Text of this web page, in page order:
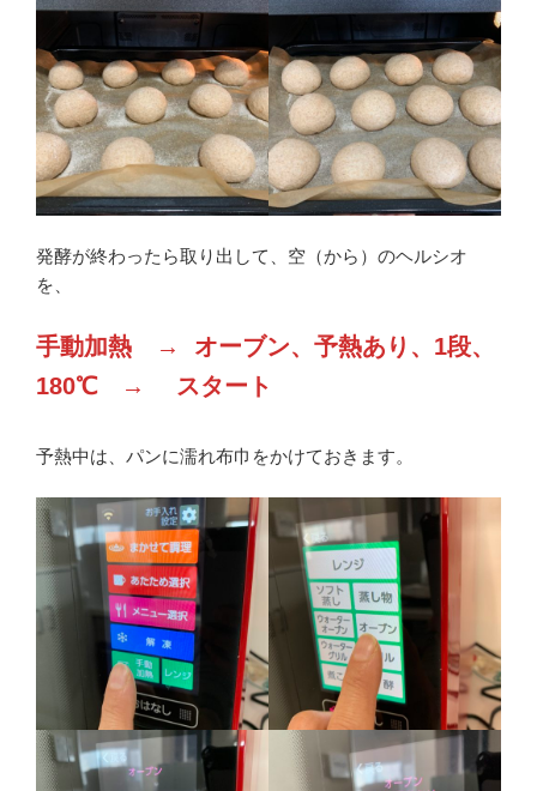
発酵が終わったら取り出して、空（から）のヘルシオ
を、
手動加熱 → オーブン、予熱あり、1段、
180℃ → スタート
予熱中は、パンに濡れ布巾をかけておきます。